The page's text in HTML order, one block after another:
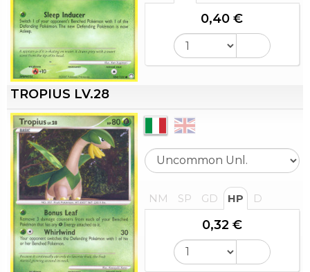
0,40 €
TROPIUS LV.28
NM SP GD HP D
0,32 €